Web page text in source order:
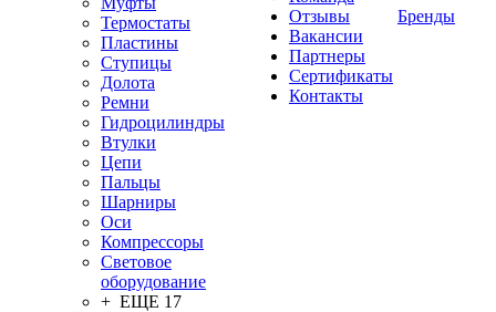
Термостаты
Пластины
Ступицы
Долота
Ремни
Гидроцилиндры
Втулки
Цепи
Пальцы
Шарниры
Оси
Компрессоры
Световое
оборудование
+ ЕЩЕ 17
Отзывы
Вакансии
Партнеры
Сертификаты
Контакты
Бренды